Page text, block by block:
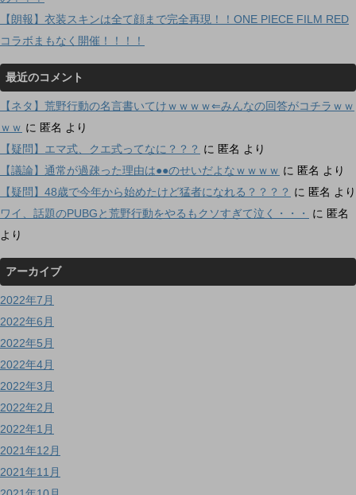
【朗報】衣装スキンは全て顔まで完全再現！！ONE PIECE FILM RED
コラボまもなく開催！！！！
最近のコメント
【ネタ】荒野行動の名言書いてけｗｗｗｗ⇐みんなの回答がコチラｗｗ
ｗｗ に 匿名 より
【疑問】エマ式、クエ式ってなに？？？ に 匿名 より
【議論】通常が過疎った理由は●●のせいだよなｗｗｗｗ に 匿名 より
【疑問】48歳で今年から始めたけど猛者になれる？？？？ に 匿名 より
ワイ、話題のPUBGと荒野行動をやるもクソすぎて泣く・・・
に 匿名
より
アーカイブ
2022年7月
2022年6月
2022年5月
2022年4月
2022年3月
2022年2月
2022年1月
2021年12月
2021年11月